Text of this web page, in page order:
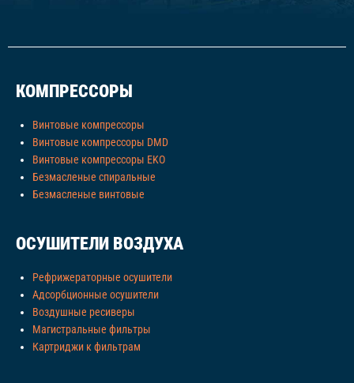
КОМПРЕССОРЫ
Винтовые компрессоры
Винтовые компрессоры DMD
Винтовые компрессоры EKO
Безмасленые спиральные
Безмасленые винтовые
ОСУШИТЕЛИ ВОЗДУХА
Рефрижераторные осушители
Адсорбционные осушители
Воздушные ресиверы
Магистральные фильтры
Картриджи к фильтрам